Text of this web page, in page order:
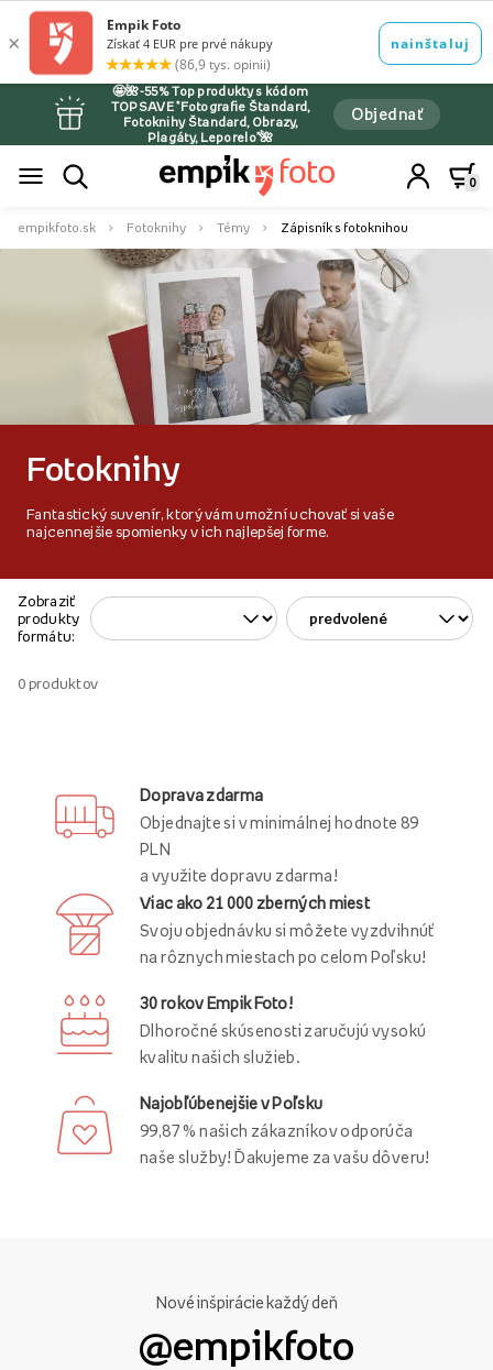
🤩🌺-55% Top produkty s kódom
TOPSAVE *Fotografie Štandard,
Fotoknihy Štandard, Obrazy,
Plagáty, Leporelo*🌺
Objednať
0
empikfoto.sk Fotoknihy Témy Zápisník s fotoknihou
Fotoknihy
Fantastický suvenír, ktorý vám umožní uchovať si vaše
najcennejšie spomienky v ich najlepšej forme.
Zobraziť
produkty
formátu:
0 produktov
Doprava zdarma
Objednajte si v minimálnej hodnote 89
PLN
a využite dopravu zdarma!
Viac ako 21 000 zberných miest
Svoju objednávku si môžete vyzdvihnúť
na rôznych miestach po celom Poľsku!
30 rokov Empik Foto!
Dlhoročné skúsenosti zaručujú vysokú
kvalitu našich služieb.
Najobľúbenejšie v Poľsku
99,87 % našich zákazníkov odporúča
naše služby! Ďakujeme za vašu dôveru!
Nové inšpirácie každý deň
@empikfoto